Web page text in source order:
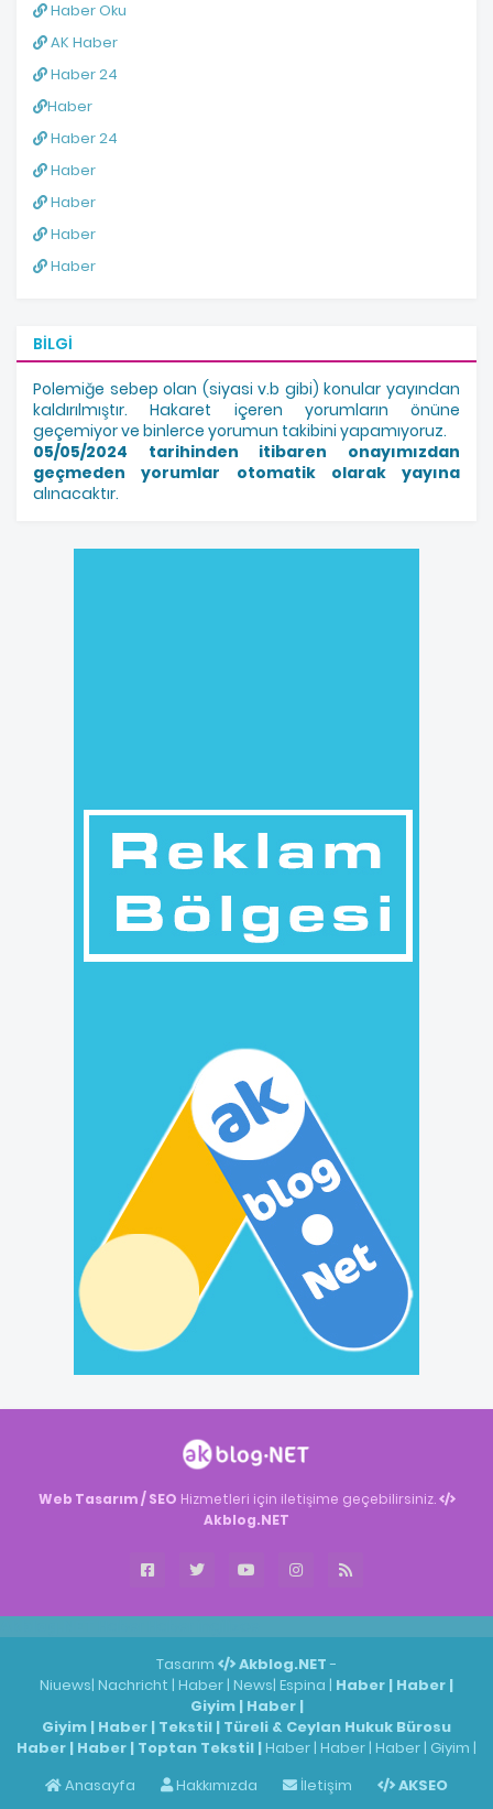
Haber Oku
AK Haber
Haber 24
Haber
Haber 24
Haber
Haber
Haber
Haber
BILGI
Polemiğe sebep olan (siyasi v.b gibi) konular yayından
kaldırılmıştır. Hakaret içeren yorumların önüne
geçemiyor ve binlerce yorumun takibini yapamıyoruz.
05/05/2024 tarihinden itibaren onayımızdan
geçmeden yorumlar otomatik olarak yayına
alınacaktır.
Web Tasarım / SEO Hizmetleri için iletişime geçebilirsiniz.
Akblog.NET
Tasarım Akblog.NET -
Niuews| Nachricht | Haber | News| Espina | Haber | Haber |
Giyim| Haber|
Giyim | Haber | Tekstil | Türeli & Ceylan Hukuk Bürosu
Haber | Haber | Toptan Tekstil | Haber | Haber | Haber | Giyim |
Anasayfa
Hakkımızda İletişim AKSEO